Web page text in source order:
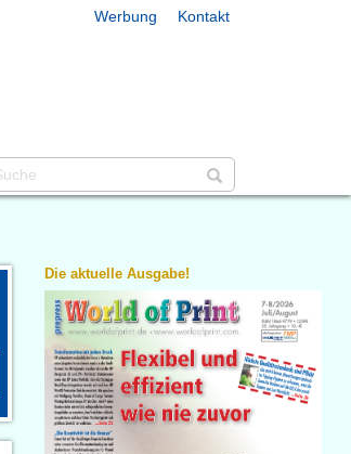
Werbung Kontakt
Die aktuelle Ausgabe!